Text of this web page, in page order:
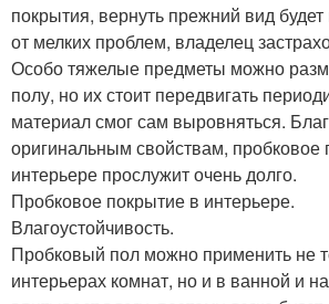
покрытия, вернуть прежний вид
от мелких проблем, владелец
Особо тяжелые предметы можно
полу, но их стоит передвигать
материал смог сам выровняться.
оригинальным свойствам, пробковое
интерьере прослужит очень долго.
Пробковое покрытие в интерьере.
Влагоустойчивость.
Пробковый пол можно применить не
интерьерах комнат, но и в ванной и